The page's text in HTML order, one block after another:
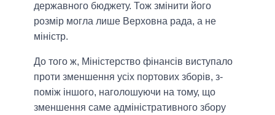
державного бюджету. Тож змінити його
розмір могла лише Верховна рада, а не
міністр.
До того ж, Міністерство фінансів виступало
проти зменшення усіх портових зборів, з-
поміж іншого, наголошуючи на тому, що
зменшення саме адміністративного збору